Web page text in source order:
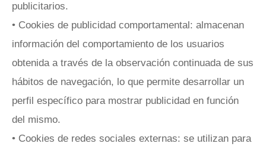
publicitarios.
• Cookies de publicidad comportamental: almacenan
información del comportamiento de los usuarios
obtenida a través de la observación continuada de sus
hábitos de navegación, lo que permite desarrollar un
perfil específico para mostrar publicidad en función
del mismo.
• Cookies de redes sociales externas: se utilizan para